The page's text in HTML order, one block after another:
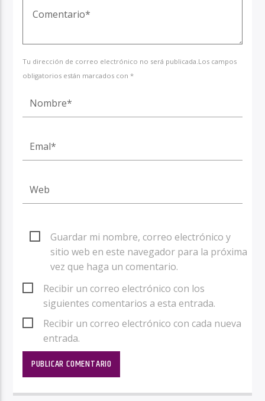
Tu dirección de correo electrónico no será publicada.Los campos
obligatorios están marcados con *
Guardar mi nombre, correo electrónico y
sitio web en este navegador para la próxima
vez que haga un comentario.
Recibir un correo electrónico con los
siguientes comentarios a esta entrada.
Recibir un correo electrónico con cada nueva
entrada.